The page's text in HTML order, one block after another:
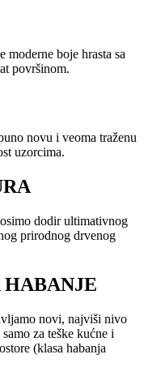
boje hrasta sa
površinom.
novu i veoma traženu
uzorcima.
dodir ultimativnog
prirodnog drvenog
HABANJE
novi, najviši nivo
za teške kućne i
(klasa habanja